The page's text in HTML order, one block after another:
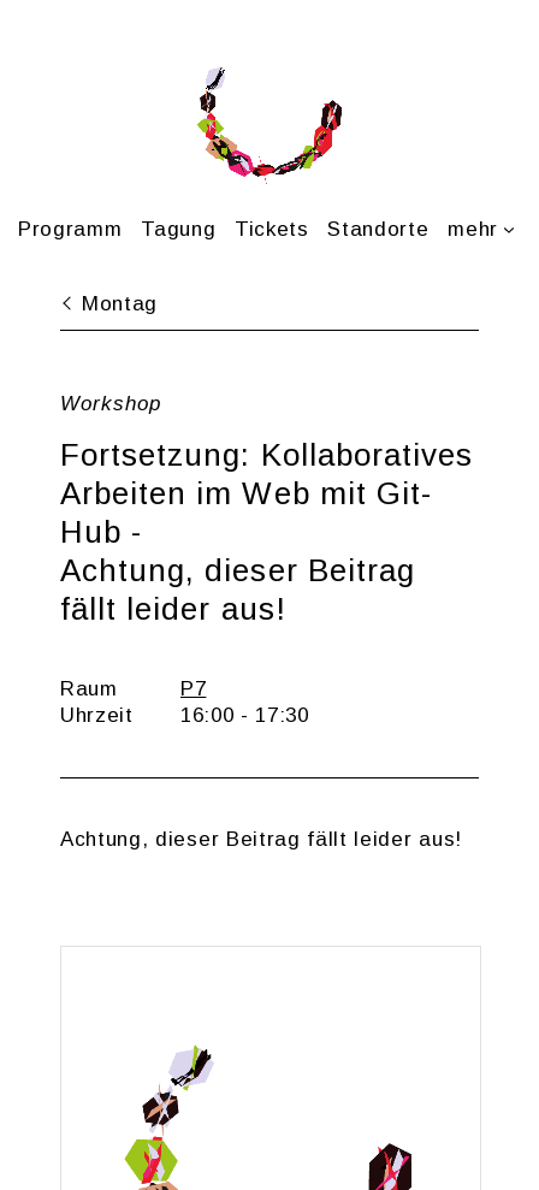
Pro­gramm Ta­gung Ti­ckets Stand­or­te mehr
Mon­tag
Work­shop
Fort­set­zung: Kol­la­bo­ra­ti­ves
Ar­bei­ten im Web mit Git­
Hub -
Ach­tung, die­ser Bei­trag
fällt lei­der aus!
Raum
P7
Uhr­zeit
16:00 - 17:30
Ach­tung, die­ser Bei­trag fällt lei­der aus!